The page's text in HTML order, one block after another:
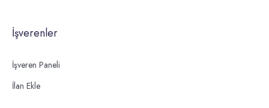
İşverenler
İşveren Paneli
İlan Ekle